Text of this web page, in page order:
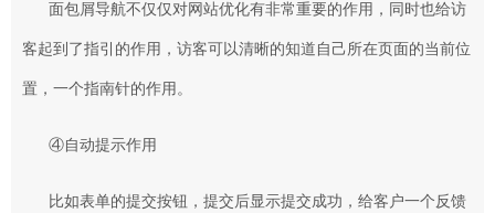
面包屑导航不仅仅对网站优化有非常重要的作用，同时也给访
客起到了指引的作用，访客可以清晰的知道自己所在页面的当前位
置，一个指南针的作用。
④自动提示作用
比如表单的提交按钮，提交后显示提交成功，给客户一个反馈